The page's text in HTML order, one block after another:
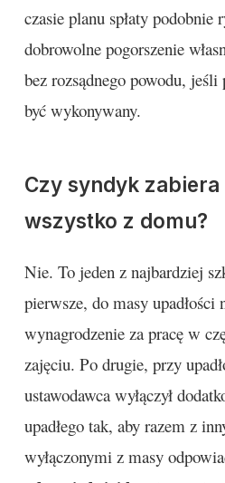
czasie planu spłaty podobnie
dobrowolne pogorszenie
bez rozsądnego powodu,
być wykonywany.
Czy syndyk zabiera
wszystko z domu?
Nie. To jeden z najbardziej
pierwsze, do masy upadłości
wynagrodzenie za pracę w
zajęciu. Po drugie, przy
ustawodawca wyłączył
upadłego tak, aby razem z
wyłączonymi z masy